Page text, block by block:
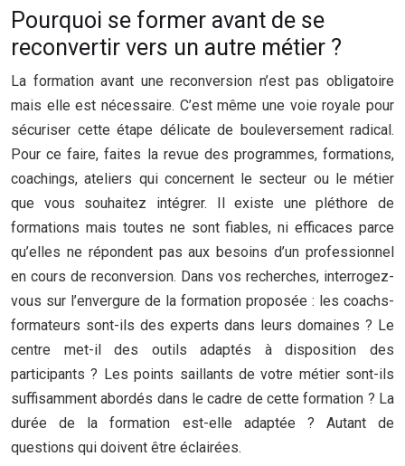
Pourquoi se former avant de se
reconvertir vers un autre métier ?
La formation avant une reconversion n’est pas obligatoire
mais elle est nécessaire. C’est même une voie royale pour
sécuriser cette étape délicate de bouleversement radical.
Pour ce faire, faites la revue des programmes, formations,
coachings, ateliers qui concernent le secteur ou le métier
que vous souhaitez intégrer. Il existe une pléthore de
formations mais toutes ne sont fiables, ni efficaces parce
qu’elles ne répondent pas aux besoins d’un professionnel
en cours de reconversion. Dans vos recherches, interrogez-
vous sur l’envergure de la formation proposée : les coachs-
formateurs sont-ils des experts dans leurs domaines ? Le
centre met-il des outils adaptés à disposition des
participants ? Les points saillants de votre métier sont-ils
suffisamment abordés dans le cadre de cette formation ? La
durée de la formation est-elle adaptée ? Autant de
questions qui doivent être éclairées.